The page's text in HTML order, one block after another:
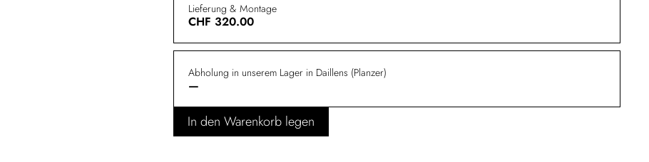
Lieferung & Montage
CHF 320.00
Abholung in unserem Lager in Daillens (Planzer)
—
In den Warenkorb legen